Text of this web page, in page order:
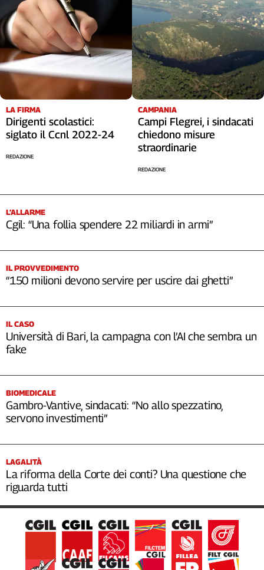
LA FIRMA
Dirigenti scolastici:
siglato il Ccnl 2022-24
REDAZIONE
CAMPANIA
Campi Flegrei, i sindacati
chiedono misure
straordinarie
REDAZIONE
L’ALLARME
Cgil: “Una follia spendere 22 miliardi in armi”
IL PROVVEDIMENTO
“150 milioni devono servire per uscire dai ghetti”
IL CASO
Università di Bari, la campagna con l’AI che sembra un
fake
BIOMEDICALE
Gambro-Vantive, sindacati: “No allo spezzatino,
servono investimenti”
LAGALITÀ
La riforma della Corte dei conti? Una questione che
riguarda tutti